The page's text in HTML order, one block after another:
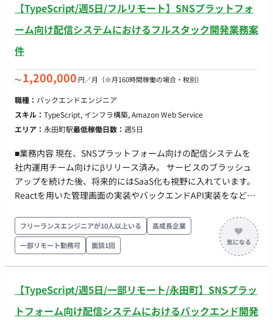
AWS, CDK(TypeScript), ECS on Fargate, Lambda, SQS ・その
他：GitHub, GitHub Actions ■チーム体制 ・開発者：3名〜4名
コミュニケーション ▼スプリント(半⽉） 〇スプリントプラ
ンニング 〇デイリースクラム 〇スプリントレビュー（出
社。半⽉に1度） 〇スプリントレトロスペクティブ ▼同期コ
ミュニケーション：Gather 〇バーチャルオフィスに出社
〇⾮同期コミュニケーション：Slack 〇ストック情報：
Notion, miro 〇画⾯デザイン：Figma, miro 〇プロジェク
プウェア： GoogleWorkspace(Gmail, GoogleCalendar,
SpreadSheet） 〇モブプロ‧ペアプロ ■会社・求人の魅力 〇
新規プロダクトとなり、ライブラリ選定等の技術選定に関われ
ます 〇雇⽤形態に関わらず、設計‧実装‧コードレビューに関
キルアップに注⼒できます 〇開発に必要なソフトウェアライ
センスの貸与制度を導⼊(Cursorなどの有料IDE 等を無償貸与）
■働き方 ・平日×週5日 ・基本10-19時 ※相談可能 ・基本リモ
ートだが、月1回永田町のオフィス出社
【TypeScript/週5日/フルリモート】SNSプラットフォ
ーム向け配信システムにおけるフルスタック開発業務案
件
〜1,200,000 円／月 （※月160時間稼働の場合・税別）
職種： バックエンドエンジニア
スキル： TypeScript, インフラ構築, Amazon Web Service
エリア： 永田町駅最低稼働日数： 週5日
■業務内容 現在、SNSプラットフォーム向けの配信システムを
社内運用チーム向けにβリリース済み。 サービスのブラッシュ
アップを続けた後、将来的にはSaaS化も視野に入れています。
Reactを用いた管理画面の実装やバックエンドAPI実装をなど、
権限機能、アカウント招待、MFAを中心に開発していただきま
す。 その後は徐々にサービス特有の機能開発をお任せする予定
です。 ・配信用管理画面の実装 →運用担当者が操作するブラ
ウザ画面 ・Webページに組み込むタグの実装 →LOAへの流入
開発環境 ・フロント：React, MUI, TypeScript ・バックエン
ド：node, TypeScript ・インフラ：AWS, CDK(TypeScript), ECS
フリーランスエンジニアが10人以上いる
高成長企業
一部リモート勤務可
面談1回
【TypeScript/週5日/一部リモート/永田町】SNSプラッ
トフォーム向け配信システムにおけるバックエンド開発